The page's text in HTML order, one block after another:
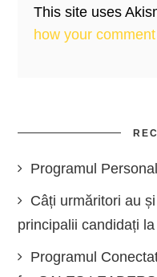
This site uses
how your
Programul
Câți urmăritori au
principalii candidați
Programul